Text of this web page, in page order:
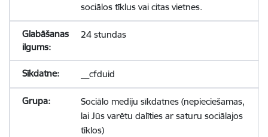
sociālos tīklus vai citas vietnes.
24 stundas
__cfduid
Sociālo mediju sīkdatnes (nepieciešamas,
lai Jūs varētu dalīties ar saturu sociālajos
tīklos)